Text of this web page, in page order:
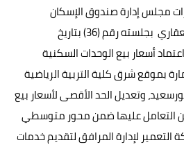
مجلس إدارة صندوق الإسكان
الاجتماعي ودعم التمويل العقاري بجلسته رقم (36) بتاريخ
اعتماد أسعار بيع الوحدات السكنية
عدد (66 + 53) عمارة بموقع شرق كلية التربية الرياضية
وتعديل الحد الأقصى لأسعار بيع
التعامل عليها ضمن محور متوسطي
التعمير لإدارة المرافق لتقديم خدمات